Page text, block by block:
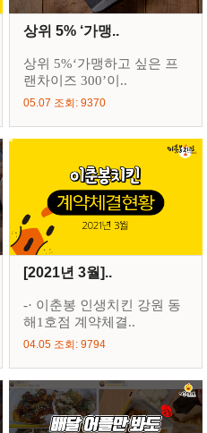
상위 5% ‘가맹..
상위 5%‘가맹하고 싶은 프
랜차이즈 300’이..
05.07 조회: 9370
[2021년 3월]..
-· 이춘봉 인생치킨 강원 동
해1호점 계약체결..
04.05 조회: 9794